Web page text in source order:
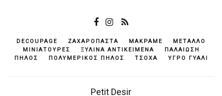
DECOUPAGE ΖΑΧΑΡΌΠΑΣΤΑ ΜΑΚΡΑΜΈ
ΜΈΤΑΛΛΟ
ΜΙΝΙΑΤΟΎΡΕΣ
ΞΎΛΙΝΑ ΑΝΤΙΚΕΊΜΕΝΆ
ΠΑΛΑΊΩΣΗ
ΠΗΛΌΣ
ΠΟΛΥΜΕΡΙΚΌΣ ΠΗΛΌΣ ΤΣΌΧΑ ΥΓΡΌ ΓΥΑΛΊ
Petit Desir